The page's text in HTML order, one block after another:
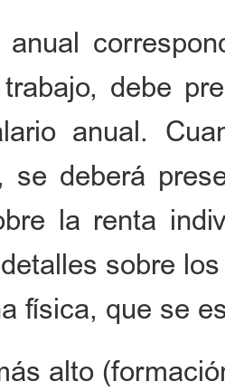
debe
anual.
se deberá
la renta
sobre
física, que se
alto